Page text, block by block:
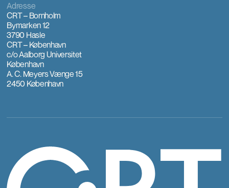
Adresse
CRT – Bornholm
Bymarken 12
3790 Hasle
CRT – København
c/o Aalborg Universitet
København
A. C. Meyers Vænge 15
2450 København